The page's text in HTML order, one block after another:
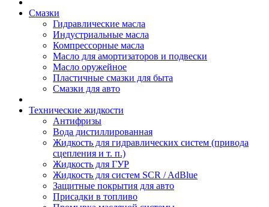
Смазки
Гидравлические масла
Индустриальные масла
Компрессорные масла
Масло для амортизаторов и подвески
Масло оружейное
Пластичные смазки для быта
Смазки для авто
Технические жидкости
Антифризы
Вода дистиллированная
Жидкость для гидравлических систем (привода
сцепления и т. п.)
Жидкость для ГУР
Жидкость для систем SCR / AdBlue
Защитные покрытия для авто
Присадки в топливо